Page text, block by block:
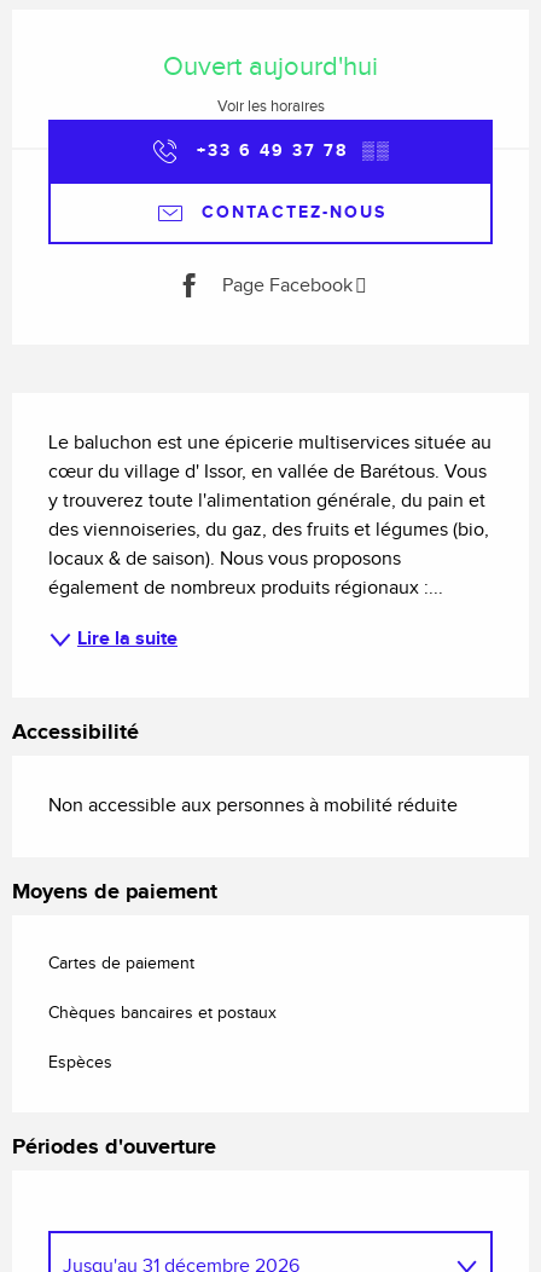
Ouvert aujourd'hui
Voir les horaires
+33 6 49 37 78 ▒▒
CONTACTEZ-NOUS
Page Facebook
Le baluchon est une épicerie multiservices située au
cœur du village d' Issor, en vallée de Barétous. Vous
y trouverez toute l'alimentation générale, du pain et
des viennoiseries, du gaz, des fruits et légumes (bio,
locaux & de saison). Nous vous proposons
également de nombreux produits régionaux :...
Lire la suite
Accessibilité
Non accessible aux personnes à mobilité réduite
Moyens de paiement
Cartes de paiement
Chèques bancaires et postaux
Espèces
Périodes d'ouverture
Jusqu'au 31 décembre 2026